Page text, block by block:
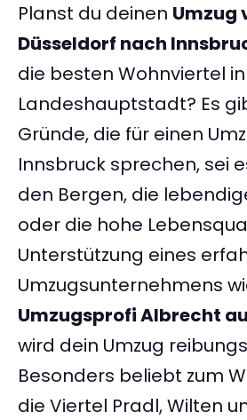
Planst du deinen Umzug
Düsseldorf nach
die besten Wohnviertel
Landeshauptstadt? Es
Gründe, die für einen
Innsbruck sprechen, sei
den Bergen, die
oder die hohe
Unterstützung eines
Umzugsunternehmens
Umzugsprofi Albrecht
wird dein Umzug
Besonders beliebt zum
die Viertel Pradl, Wilten